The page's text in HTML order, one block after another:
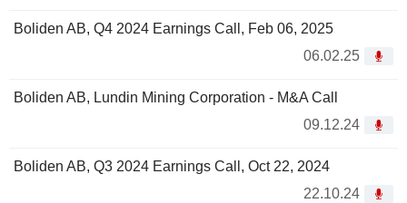
Boliden AB, Q4 2024 Earnings Call, Feb 06, 2025
06.02.25
Boliden AB, Lundin Mining Corporation - M&A Call
09.12.24
Boliden AB, Q3 2024 Earnings Call, Oct 22, 2024
22.10.24